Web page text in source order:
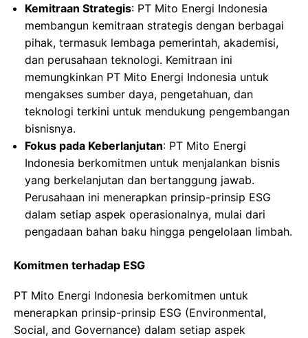
Kemitraan Strategis: PT Mito Energi Indonesia
membangun kemitraan strategis dengan berbagai
pihak, termasuk lembaga pemerintah, akademisi,
dan perusahaan teknologi. Kemitraan ini
memungkinkan PT Mito Energi Indonesia untuk
mengakses sumber daya, pengetahuan, dan
teknologi terkini untuk mendukung pengembangan
bisnisnya.
Fokus pada Keberlanjutan: PT Mito Energi
Indonesia berkomitmen untuk menjalankan bisnis
yang berkelanjutan dan bertanggung jawab.
Perusahaan ini menerapkan prinsip-prinsip ESG
dalam setiap aspek operasionalnya, mulai dari
pengadaan bahan baku hingga pengelolaan limbah.
Komitmen terhadap ESG
PT Mito Energi Indonesia berkomitmen untuk
menerapkan prinsip-prinsip ESG (Environmental,
Social, and Governance) dalam setiap aspek